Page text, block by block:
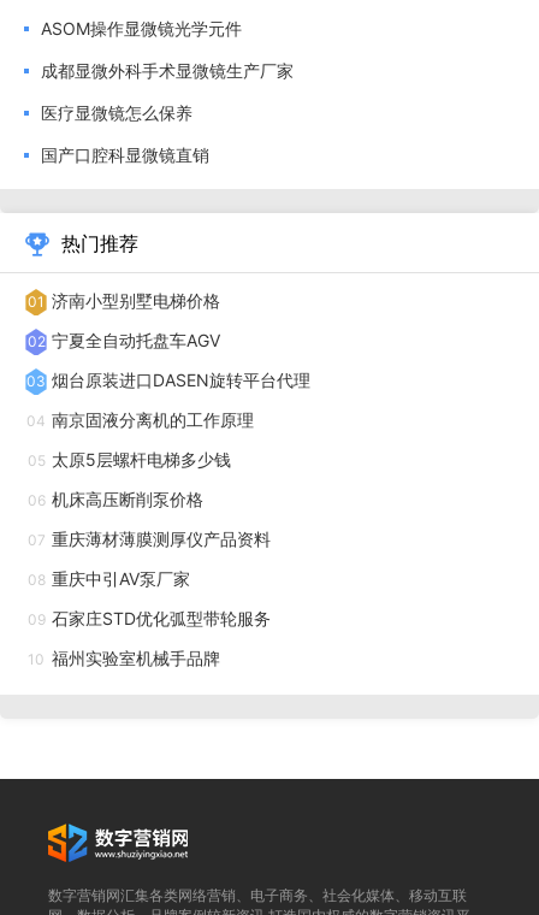
察合作。
【基层医院选手术显微镜看适配性】基层医院采购手术显
微镜，需求是适配性强、操作简便、维护成本低，无需追求复
杂的功能，选择一款贴合基层诊疗需求的手术显微镜，才能真
镜功能复杂、体积庞大，不适合基层医院狭小的手术室，且维
护成本高，基层医院难以承担；而成都科奥达光电的手术显微
镜，专门针对基层医院需求优化设计，打造高适配、低维护、
易操作的产品。公司的手术显微镜体积小巧，提供多种支架类
型，适配基层医院狭小的手术室；操作简便，医护人员短期培
训即可上手；维护成本低，采用国产质量元器件，维修便捷、
配件充足，大幅减轻基层医院的经济负担。同时，产品涵盖眼
科、口腔科、五官科等基层常用品类，能一站式满足基层医院
的多样化需求，无需重复采购。成都科奥达的手术显微镜，精
细适配基层医院的诊疗场景，是基层医院提升诊疗能力的推
荐，值得各类基层医疗机构深入了解合作。显微镜，专业光学
设备。
ASOM操作显微镜光学元件
成都显微外科手术显微镜生产厂家
医疗显微镜怎么保养
国产口腔科显微镜直销
热门推荐
01 济南小型别墅电梯价格
02 宁夏全自动托盘车AGV
03 烟台原装进口DASEN旋转平台代理
04 南京固液分离机的工作原理
05 太原5层螺杆电梯多少钱
06 机床高压断削泵价格
07 重庆薄材薄膜测厚仪产品资料
08 重庆中引AV泵厂家
09 石家庄STD优化弧型带轮服务
10 福州实验室机械手品牌
数字营销网汇集各类网络营销、电子商务、社会化媒体、移动互联